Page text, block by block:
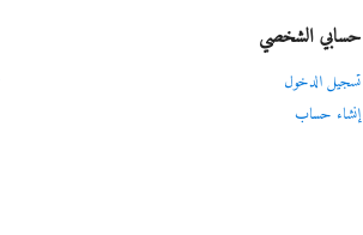
حسابي الشخصي
تسجيل الدخول
إنشاء حساب